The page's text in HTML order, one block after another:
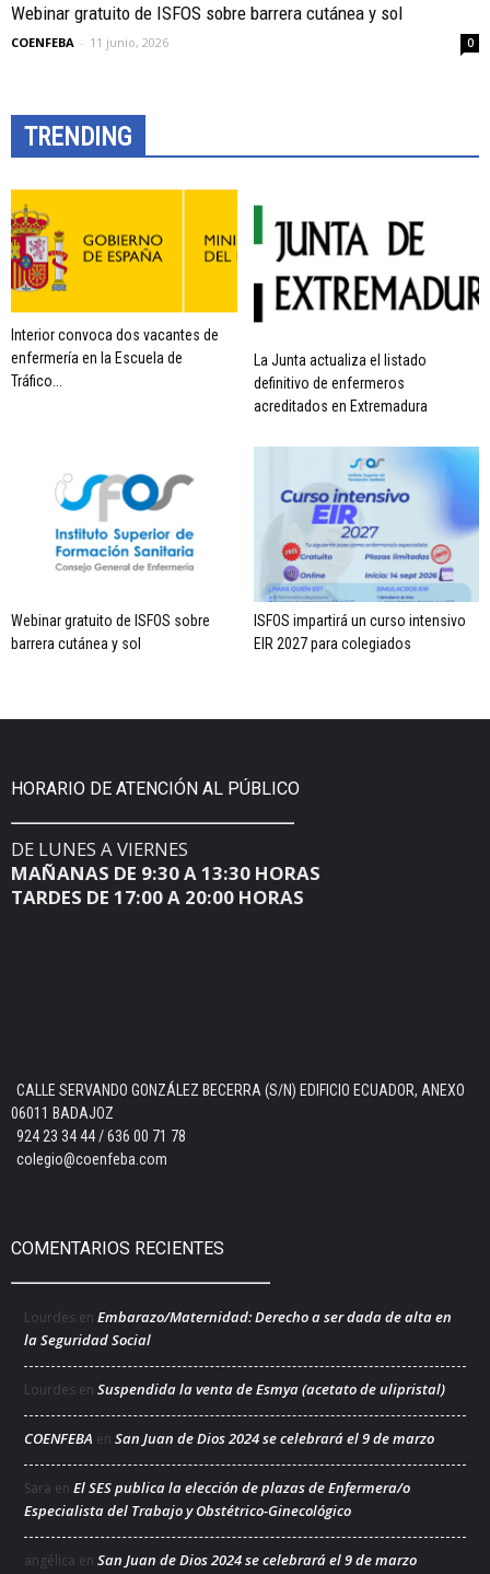
Webinar gratuito de ISFOS sobre barrera cutánea y sol
COENFEBA - 11 junio, 2026 0
TRENDING
Interior convoca dos vacantes de
enfermería en la Escuela de
Tráfico...
La Junta actualiza el listado
definitivo de enfermeros
acreditados en Extremadura
Webinar gratuito de ISFOS sobre
barrera cutánea y sol
ISFOS impartirá un curso intensivo
EIR 2027 para colegiados
HORARIO DE ATENCIÓN AL PÚBLICO
DE LUNES A VIERNES
MAÑANAS DE 9:30 A 13:30 HORAS
TARDES DE 17:00 A 20:00 HORAS
CALLE SERVANDO GONZÁLEZ BECERRA (S/N) EDIFICIO ECUADOR, ANEXO
06011 BADAJOZ
924 23 34 44 / 636 00 71 78
colegio@coenfeba.com
COMENTARIOS RECIENTES
Lourdes en Embarazo/Maternidad: Derecho a ser dada de alta en
la Seguridad Social
Lourdes en Suspendida la venta de Esmya (acetato de ulipristal)
COENFEBA en San Juan de Dios 2024 se celebrará el 9 de marzo
Sara en El SES publica la elección de plazas de Enfermera/o
Especialista del Trabajo y Obstétrico-Ginecológico
angélica en San Juan de Dios 2024 se celebrará el 9 de marzo